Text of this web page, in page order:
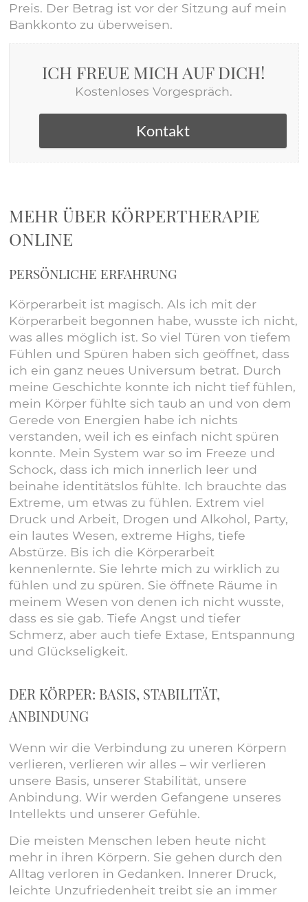
Preis. Der Betrag ist vor der Sitzung auf mein
Bankkonto zu überweisen.
ICH FREUE MICH AUF DICH!
Kostenloses Vorgespräch.
Kontakt
MEHR ÜBER KÖRPERTHERAPIE
ONLINE
PERSÖNLICHE ERFAHRUNG
Körperarbeit ist magisch. Als ich mit der
Körperarbeit begonnen habe, wusste ich nicht,
was alles möglich ist. So viel Türen von tiefem
Fühlen und Spüren haben sich geöffnet, dass
ich ein ganz neues Universum betrat. Durch
meine Geschichte konnte ich nicht tief fühlen,
mein Körper fühlte sich taub an und von dem
Gerede von Energien habe ich nichts
verstanden, weil ich es einfach nicht spüren
konnte. Mein System war so im Freeze und
Schock, dass ich mich innerlich leer und
beinahe identitätslos fühlte. Ich brauchte das
Extreme, um etwas zu fühlen. Extrem viel
Druck und Arbeit, Drogen und Alkohol, Party,
ein lautes Wesen, extreme Highs, tiefe
Abstürze. Bis ich die Körperarbeit
kennenlernte. Sie lehrte mich zu wirklich zu
fühlen und zu spüren. Sie öffnete Räume in
meinem Wesen von denen ich nicht wusste,
dass es sie gab. Tiefe Angst und tiefer
Schmerz, aber auch tiefe Extase, Entspannung
und Glückseligkeit.
DER KÖRPER: BASIS, STABILITÄT,
ANBINDUNG
Wenn wir die Verbindung zu uneren Körpern
verlieren, verlieren wir alles – wir verlieren
unsere Basis, unserer Stabilität, unsere
Anbindung. Wir werden Gefangene unseres
Intellekts und unserer Gefühle.
Die meisten Menschen leben heute nicht
mehr in ihren Körpern. Sie gehen durch den
Alltag verloren in Gedanken. Innerer Druck,
leichte Unzufriedenheit treibt sie an immer